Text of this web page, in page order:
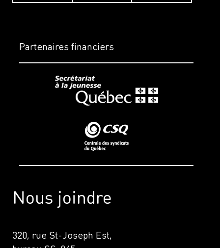
Nous joindre
320, rue St-Joseph Est,
Partenaires financiers